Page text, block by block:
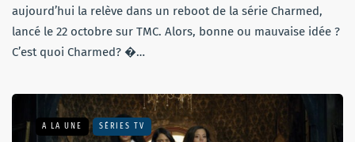
aujourd’hui la relève dans un reboot de la série Charmed,
lancé le 22 octobre sur TMC. Alors, bonne ou mauvaise idée ?
C’est quoi Charmed? �…
A LA UNE SÉRIES TV